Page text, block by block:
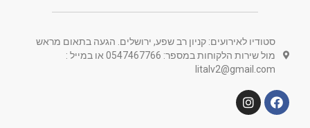
סטודיו לאירועים: קניון רב שפע, ירושלים. הגעה בתאום מראש
מול שירות הלקוחות במספר: 0547467766 או במייל :
litalv2@gmail.com